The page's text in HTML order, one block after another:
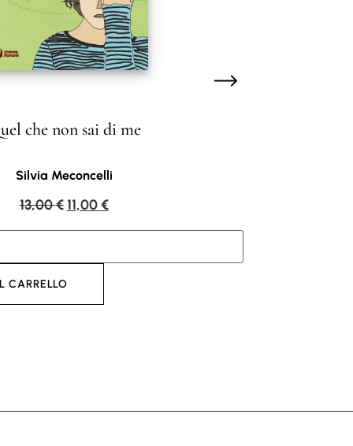
che non sai di me
Silvia Meconcelli
13,00€11,00€
CARRELLO